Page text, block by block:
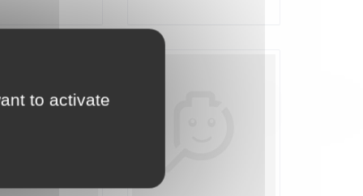
to activate